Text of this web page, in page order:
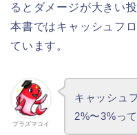
るとダメージが大きい投
本書ではキャッシュフ
ています。
プラズマコイ
キャッシュ
2%〜3%っ